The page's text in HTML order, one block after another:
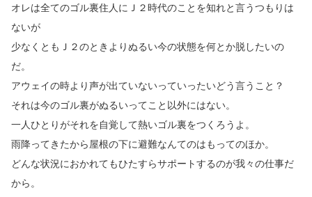
オレは全てのゴル裏住人にＪ２時代のことを知れと言うつもりは
ないが
少なくともＪ２のときよりぬるい今の状態を何とか脱したいの
だ。
アウェイの時より声が出ていないっていったいどう言うこと？
それは今のゴル裏がぬるいってこと以外にはない。
一人ひとりがそれを自覚して熱いゴル裏をつくろうよ。
雨降ってきたから屋根の下に避難なんてのはもってのほか。
どんな状況におかれてもひたすらサポートするのが我々の仕事だ
から。